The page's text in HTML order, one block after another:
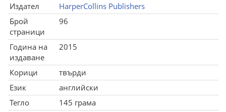
Издател
HarperCollins Publishers
Брой
страници
96
Година на
издаване
2015
Корици
твърди
Език
английски
Тегло
145 грама